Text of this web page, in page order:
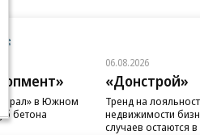
в Южном
бетона
06.08.2026
«Донстрой»
Тренд на
недвижимости
случаев остаются в